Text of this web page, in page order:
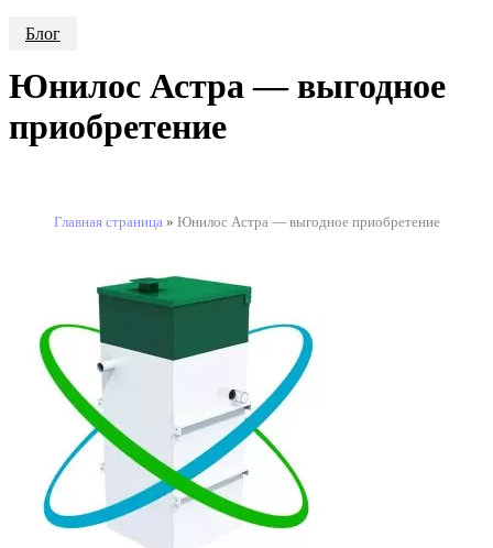
АКЦИЯ!
Монтаж септика под ключ-25000 руб.
ЗАКАЗАТЬ ЗВОНОК
Блог
Юнилос Астра — выгодное
приобретение
Главная страница » Юнилос Астра — выгодное приобретение